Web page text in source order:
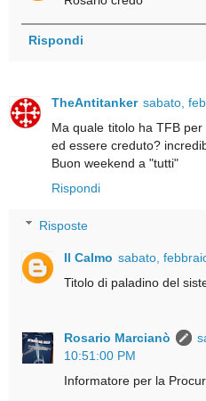
Rispondi
TheAntitanker sabato,
Ma quale titolo ha TFB
ed essere creduto?
Buon weekend a "tutti"
Rispondi
Risposte
Il Calmo sabato,
Titolo di paladino del
Rosario Marcianò
10:51:00 PM
Informatore per la